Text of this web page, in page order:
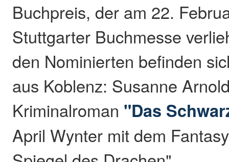
Buchpreis, der am 22.
Stuttgarter Buchmesse
den Nominierten befinden
aus Koblenz: Susanne
Kriminalroman "Das
April Wynter mit dem